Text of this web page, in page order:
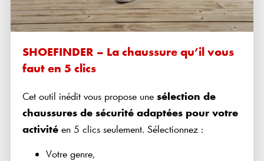
SHOEFINDER – La chaussure qu’il vous
faut en 5 clics
Cet outil inédit vous propose une sélection de
chaussures de sécurité adaptées pour votre
activité en 5 clics seulement. Sélectionnez :
Votre genre,